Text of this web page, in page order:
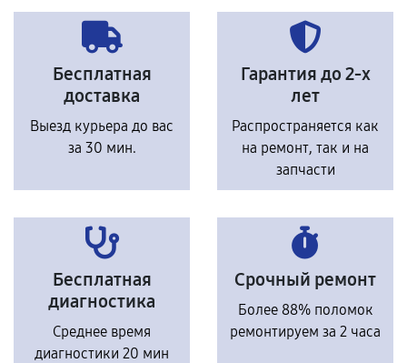
Бесплатная
доставка
Выезд курьера до вас
за 30 мин.
Гарантия до 2-х
лет
Распространяется как
на ремонт, так и на
запчасти
Бесплатная
диагностика
Среднее время
диагностики 20 мин
Срочный ремонт
Более 88% поломок
ремонтируем за 2 часа